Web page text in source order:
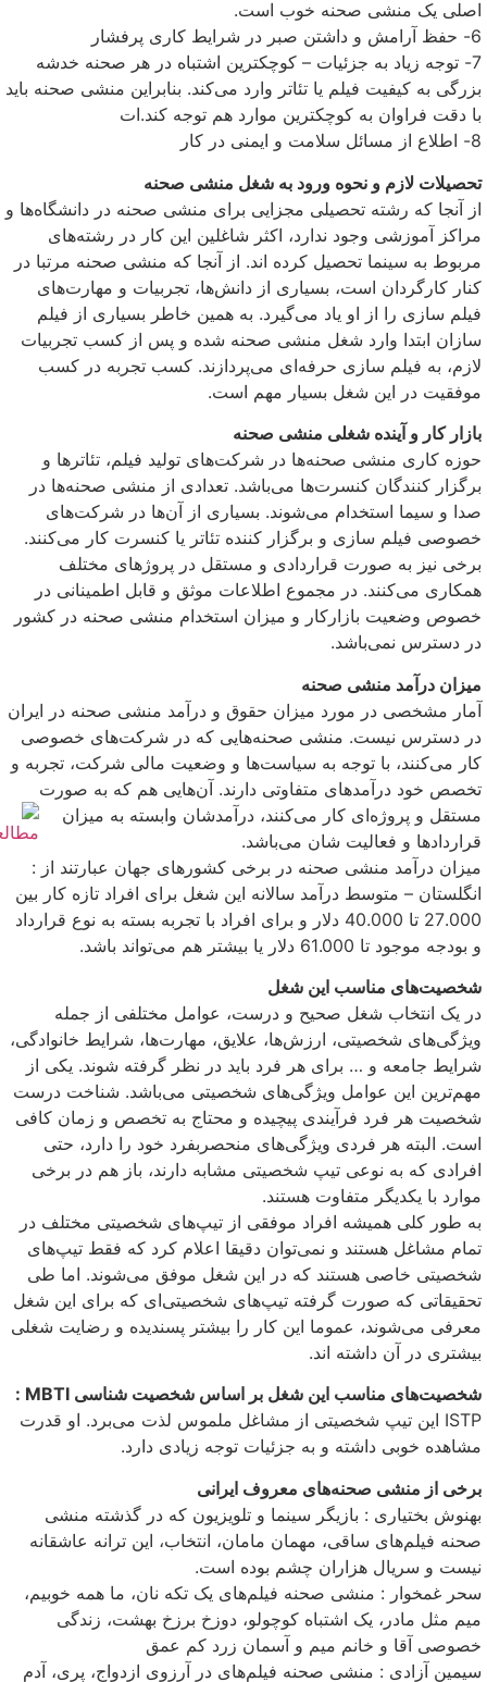
اصلی یک منشی صحنه خوب است.
6- حفظ آرامش و داشتن صبر در شرایط کاری پرفشار
7- توجه زیاد به جزئیات – کوچکترین اشتباه در هر صحنه خدشه
بزرگی به کیفیت فیلم یا تئاتر وارد می‌کند. بنابراین منشی صحنه باید
با دقت فراوان به کوچکترین موارد هم توجه کند.ات
8- اطلاع از مسائل سلامت و ایمنی در کار
تحصیلات لازم و نحوه ورود به شغل منشی صحنه
از آنجا که رشته تحصیلی مجزایی برای منشی صحنه در دانشگاه‌ها و
مراکز آموزشی وجود ندارد، اکثر شاغلین این کار در رشته‌های
مربوط به سینما تحصیل کرده اند. از آنجا که منشی صحنه مرتبا در
کنار کارگردان است، بسیاری از دانش‌ها، تجربیات و مهارت‌های
فیلم سازی را از او یاد می‌گیرد. به همین خاطر بسیاری از فیلم
سازان ابتدا وارد شغل منشی صحنه شده و پس از کسب تجربیات
لازم، به فیلم سازی حرفه‌ای می‌پردازند. کسب تجربه در کسب
موفقیت در این شغل بسیار مهم است.
بازار کار و آینده شغلی منشی صحنه
حوزه کاری منشی صحنه‌ها در شرکت‌های تولید فیلم، تئاترها و
برگزار کنندگان کنسرت‌ها می‌باشد. تعدادی از منشی صحنه‌ها در
صدا و سیما استخدام می‌شوند. بسیاری از آن‌ها در شرکت‌های
خصوصی فیلم سازی و برگزار کننده تئاتر یا کنسرت کار می‌کنند.
برخی نیز به صورت قراردادی و مستقل در پروژهای مختلف
همکاری می‌کنند. در مجموع اطلاعات موثق و قابل اطمینانی در
خصوص وضعیت بازارکار و میزان استخدام منشی صحنه در کشور
در دسترس نمی‌باشد.
میزان درآمد منشی صحنه
آمار مشخصی در مورد میزان حقوق و درآمد منشی صحنه در ایران
در دسترس نیست. منشی صحنه‌هایی که در شرکت‌های خصوصی
کار می‌کنند، با توجه به سیاست‌ها و وضعیت مالی شرکت، تجربه و
تخصص خود درآمدهای متفاوتی دارند. آن‌هایی هم که به صورت
مستقل و پروژه‌ای کار می‌کنند، درآمدشان وابسته به میزان
قراردادها و فعالیت شان می‌باشد.
میزان درآمد منشی صحنه در برخی کشورهای جهان عبارتند از :
انگلستان – متوسط درآمد سالانه این شغل برای افراد تازه کار بین
27.000 تا 40.000 دلار و برای افراد با تجربه بسته به نوع قرارداد
و بودجه موجود تا 61.000 دلار یا بیشتر هم می‌تواند باشد.
شخصیت‌های مناسب این شغل
در یک انتخاب شغل صحیح و درست، عوامل مختلفی از جمله
ویژگی‌های شخصیتی، ارزش‌ها، علایق، مهارت‌ها، شرایط خانوادگی،
شرایط جامعه و … برای هر فرد باید در نظر گرفته شوند. یکی از
مهم‌ترین این عوامل ویژگی‌های شخصیتی می‌باشد. شناخت درست
شخصیت هر فرد فرآیندی پیچیده و محتاج به تخصص و زمان کافی
است. البته هر فردی ویژگی‌های منحصربفرد خود را دارد، حتی
افرادی که به نوعی تیپ شخصیتی مشابه دارند، باز هم در برخی
موارد با یکدیگر متفاوت هستند.
به طور کلی همیشه افراد موفقی از تیپ‌های شخصیتی مختلف در
تمام مشاغل هستند و نمی‌توان دقیقا اعلام کرد که فقط تیپ‌های
شخصیتی خاصی هستند که در این شغل موفق می‌شوند. اما طی
تحقیقاتی که صورت گرفته تیپ‌های شخصیتی‌ای که برای این شغل
معرفی می‌شوند، عموما این کار را بیشتر پسندیده و رضایت شغلی
بیشتری در آن داشته اند.
شخصیت‌های مناسب این شغل بر اساس شخصیت شناسی MBTI :
ISTP این تیپ شخصیتی از مشاغل ملموس لذت می‌برد. او قدرت
مشاهده خوبی داشته و به جزئیات توجه زیادی دارد.
برخی از منشی صحنه‌های معروف ایرانی
بهنوش بختیاری : بازیگر سینما و تلویزیون که در گذشته منشی
صحنه فیلم‌های ساقی، مهمان مامان، انتخاب، این ترانه عاشقانه
نیست و سریال هزاران چشم بوده است.
سحر غمخوار : منشی صحنه فیلم‌های یک تکه نان، ما همه خوبیم،
میم مثل مادر، یک اشتباه کوچولو، دوزخ برزخ بهشت، زندگی
خصوصی آقا و خانم میم و آسمان زرد کم عمق
سیمین آزادی : منشی صحنه فیلم‌های در آرزوی ازدواج، پری، آدم